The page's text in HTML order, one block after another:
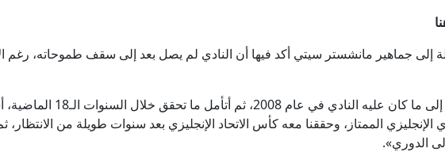
إلى جماهير مانشستر سيتي أكد فيها أن النادي لم يصل بعد إلى سقف طموحاته، رغم
وقال: «عندما أنظر إلى ما
الممتاز، وحققنا معه كأس الاتحاد الإنجليزي بعد سنوات طويلة من الانتظار،
الدوري».